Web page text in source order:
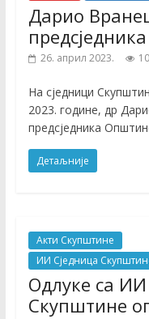
Дарио
26. април 2023.
На сједници
2023. године, др
предсједника
Детаљније
Акти Скупштине
ИИ Сједница
Одлуке са
Скупштине